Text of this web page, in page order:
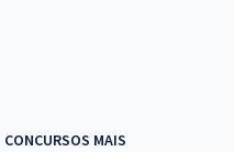
CONCURSOS MAIS